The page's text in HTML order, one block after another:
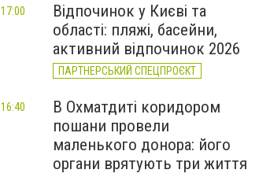
Відпочинок у Києві та
області: пляжі, басейни,
активний відпочинок 2026
ПАРТНЕРСЬКИЙ СПЕЦПРОЄКТ
17:00
В Охматдиті коридором
пошани провели
маленького донора: його
органи врятують три життя
16:40